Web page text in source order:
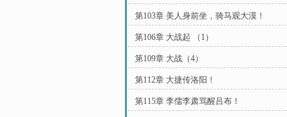
第103章 美人身前坐，骑马观大漠！
第106章 大战起 （1）
第109章 大战（4）
第112章 大捷传洛阳！
第115章 李儒李肃骂醒吕布！